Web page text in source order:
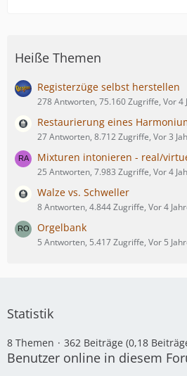
Heiße Themen
Registerzüge selbst herstellen
278 Antworten, 75.160 Zugriffe, Vor 4
Restaurierung eines
27 Antworten, 8.712 Zugriffe, Vor 3
Mixturen intonieren - real/
25 Antworten, 7.983 Zugriffe, Vor 4
Walze vs. Schweller
8 Antworten, 4.844 Zugriffe, Vor 4
Orgelbank
5 Antworten, 5.417 Zugriffe, Vor 5
Statistik
8 Themen 362 Beiträge (0,18
Benutzer online in diesem